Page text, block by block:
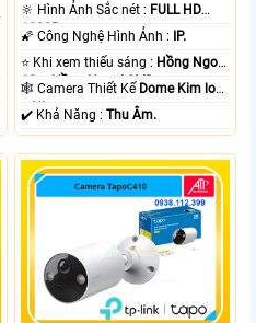
🔆 Hình Ảnh Sắc nét : FULL HD
1080P .
🌠 Công Nghệ Hình Ảnh :
IP.
⭐ Khi xem thiếu sáng : Hồng Ngoại
10m Hồng Ngoại SMD.
🕸️ Camera Thiết Kế Dome Kim loại
+ Nhựa.
️✔️ Khả Năng :Thu Âm.